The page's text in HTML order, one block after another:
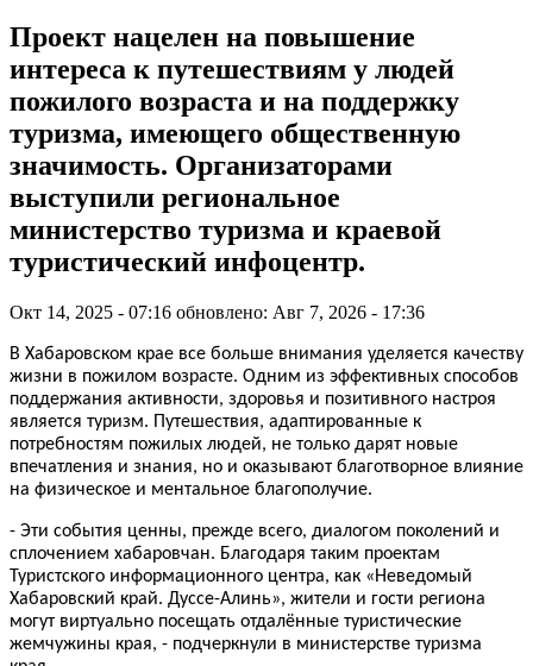
Проект нацелен на повышение
интереса к путешествиям у людей
пожилого возраста и на поддержку
туризма, имеющего общественную
значимость. Организаторами
выступили региональное
министерство туризма и краевой
туристический инфоцентр.
Окт 14, 2025 - 07:16 обновлено: Авг 7, 2026 - 17:36
В Хабаровском крае все больше внимания уделяется качеству
жизни в пожилом возрасте. Одним из эффективных способов
поддержания активности, здоровья и позитивного настроя
является туризм. Путешествия, адаптированные к
потребностям пожилых людей, не только дарят новые
впечатления и знания, но и оказывают благотворное влияние
на физическое и ментальное благополучие.
- Эти события ценны, прежде всего, диалогом поколений и
сплочением хабаровчан. Благодаря таким проектам
Туристского информационного центра, как «Неведомый
Хабаровский край. Дуссе-Алинь», жители и гости региона
могут виртуально посещать отдалённые туристические
жемчужины края, - подчеркнули в министерстве туризма